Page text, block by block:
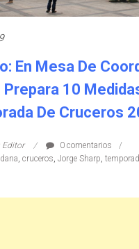
En Mesa De
10
De Cruceros
Editor
0 comentarios
,cruceros ,Jorge Sharp ,